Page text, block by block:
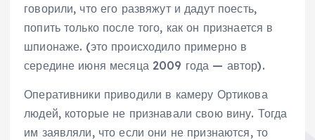
говорили, что его развяжут и дадут поесть,
попить только после того, как он признается в
шпионаже. (это происходило примерно в
середине июня месяца 2009 года — автор).
Оперативники приводили в камеру Ортикова
людей, которые не признавали свою вину. Тогда
им заявляли, что если они не признаются, то